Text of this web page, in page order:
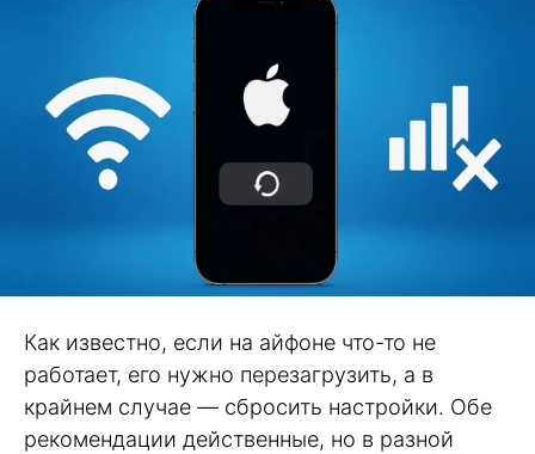
Как известно, если на айфоне что-то не
работает, его нужно перезагрузить, а в
крайнем случае — сбросить настройки. Обе
рекомендации действенные, но в разной